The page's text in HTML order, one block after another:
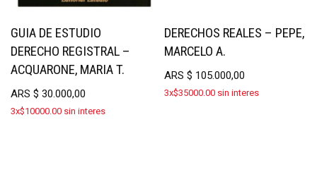
GUIA DE ESTUDIO
DERECHO REGISTRAL –
ACQUARONE, MARIA T.
ARS $ 30.000,00
3x$10000.00 sin interes
DERECHOS REALES – PEPE,
MARCELO A.
ARS$ 105.000,00
3x$35000.00 sin interes